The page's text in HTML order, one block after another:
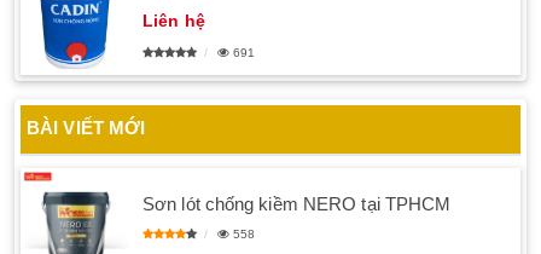
Liên hệ
691
BÀI VIẾT MỚI
Sơn lót chống kiềm NERO tại TPHCM
558